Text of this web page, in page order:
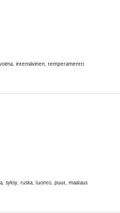
intensiivinen, temperamentti
syksy, ruska, luonto, puut, maalaus